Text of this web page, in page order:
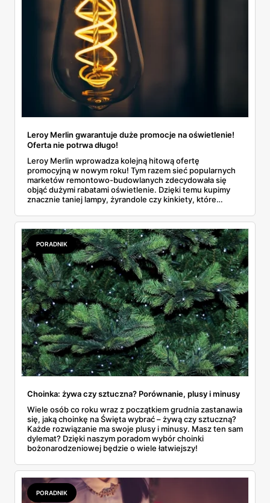
Leroy Merlin gwarantuje duże promocje na oświetlenie!
Oferta nie potrwa długo!
Leroy Merlin wprowadza kolejną hitową ofertę
promocyjną w nowym roku! Tym razem sieć popularnych
marketów remontowo-budowlanych zdecydowała się
objąć dużymi rabatami oświetlenie. Dzięki temu kupimy
znacznie taniej lampy, żyrandole czy kinkiety, które
produkty zostały przecenione i do kiedy potrwają zniżki!
PORADNIK
Choinka: żywa czy sztuczna? Porównanie, plusy i minusy
Wiele osób co roku wraz z początkiem grudnia zastanawia
się, jaką choinkę na Święta wybrać – żywą czy sztuczną?
Każde rozwiązanie ma swoje plusy i minusy. Masz ten sam
dylemat? Dzięki naszym poradom wybór choinki
bożonarodzeniowej będzie o wiele łatwiejszy!
PORADNIK